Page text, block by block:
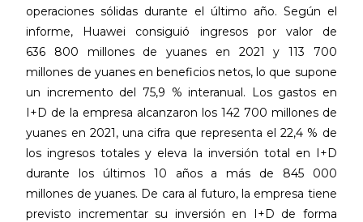
operaciones sólidas durante el último año. Según el
informe, Huawei consiguió ingresos por valor de
636 800 millones de yuanes en 2021 y 113 700
millones de yuanes en beneficios netos, lo que supone
un incremento del 75,9 % interanual. Los gastos en
I+D de la empresa alcanzaron los 142 700 millones de
yuanes en 2021, una cifra que representa el 22,4 % de
los ingresos totales y eleva la inversión total en I+D
durante los últimos 10 años a más de 845 000
millones de yuanes. De cara al futuro, la empresa tiene
previsto incrementar su inversión en I+D de forma